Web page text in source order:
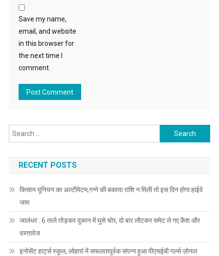
Save my name,
email, and website
in this browser for
the next time I
comment.
Search for:
RECENT POSTS
किसान यूनियन का अल्टीमेटम,गन्ने की बकाया राशि न मिली तो इस दिन होगा हाईवे
जाम
जालंधर : 6 ताले तोड़कर दुकान में घुसे चोर, दो बार लौटकर समेट ले गए कैश और
दस्तावेज
इनोसेंट हार्ट्स स्कूल, लोहारां में सफलतापूर्वक संपन्न हुआ पीएसईबी गर्ल्स ज़ोनल